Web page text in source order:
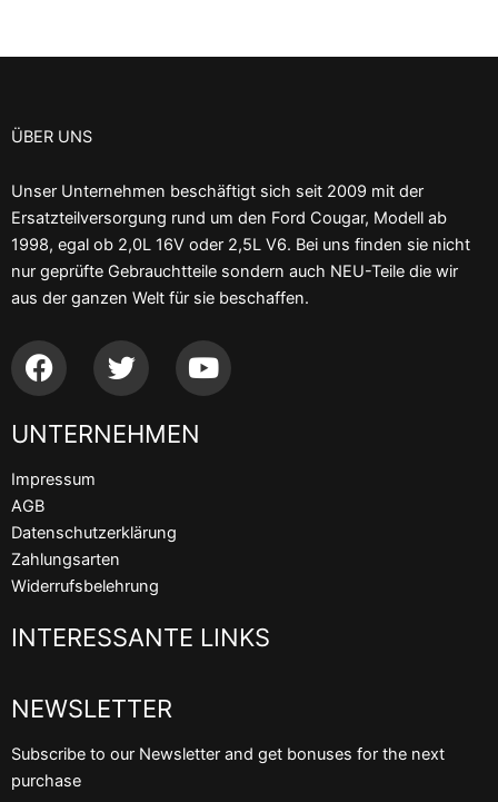
ÜBER UNS
Unser Unternehmen beschäftigt sich seit 2009 mit der
Ersatzteilversorgung rund um den Ford Cougar, Modell ab
1998, egal ob 2,0L 16V oder 2,5L V6. Bei uns finden sie nicht
nur geprüfte Gebrauchtteile sondern auch NEU-Teile die wir
aus der ganzen Welt für sie beschaffen.
F
a
e
o
o
k
T
w
t
r
Y
o
UNTERNEHMEN
Impressum
AGB
Datenschutzerklärung
Zahlungsarten
Widerrufsbelehrung
INTERESSANTE LINKS
NEWSLETTER
Subscribe to our Newsletter and get bonuses for the next
purchase